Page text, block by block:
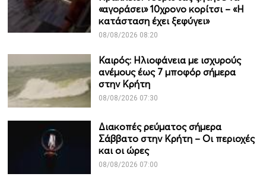
«αγοράσει» 10χρονο κορίτσι – «Η
κατάσταση έχει ξεφύγει»
08/08/2026 08:20
Καιρός: Ηλιοφάνεια με ισχυρούς
ανέμους έως 7 μποφόρ σήμερα
στην Κρήτη
08/08/2026 07:30
Διακοπές ρεύματος σήμερα
Σάββατο στην Κρήτη – Οι περιοχές
και οι ώρες
08/08/2026 07:00